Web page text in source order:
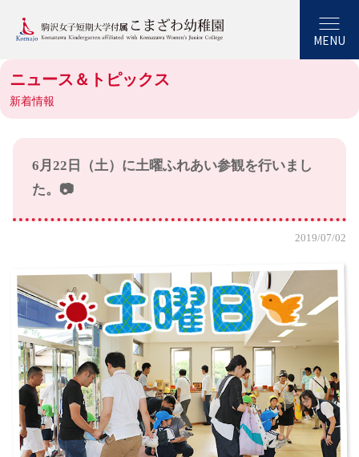
MENU
ニュース＆トピックス
新着情報
6月22日（土）に土曜ふれあい参観を行いまし
た。📷
2019/07/02